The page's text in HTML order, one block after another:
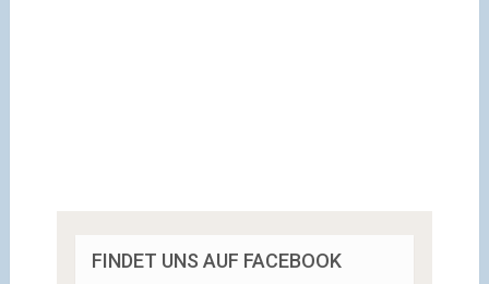
FINDET UNS AUF FACEBOOK